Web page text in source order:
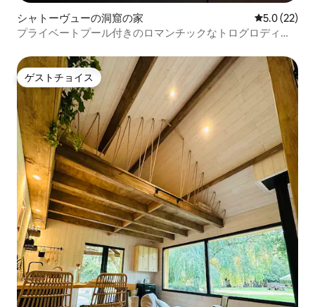
シャトーヴューの洞窟の家 レビュー22
5.0 (22)
プライベートプール付きのロマンチックなトログロディテ
ゲストチョイス
ゲストチョイス